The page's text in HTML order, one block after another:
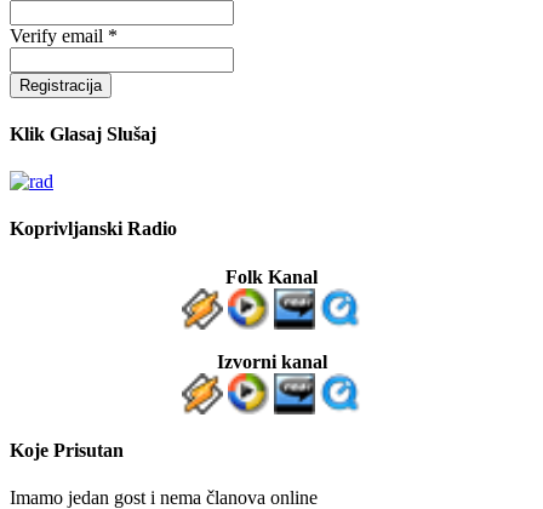
Verify email *
Registracija
Klik Glasaj Slušaj
Koprivljanski Radio
Folk Kanal
Izvorni kanal
Koje Prisutan
Imamo jedan gost i nema članova online